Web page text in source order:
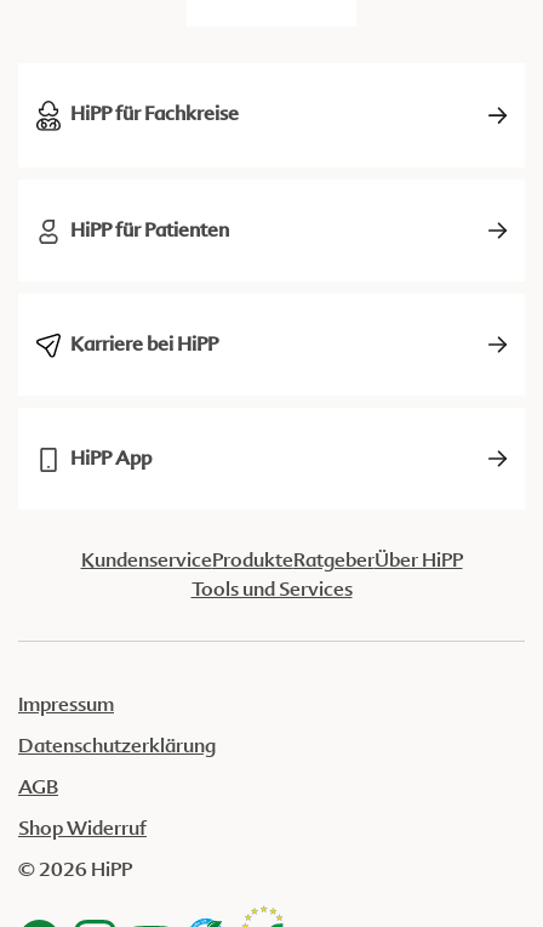
HiPP für Fachkreise
HiPP für Patienten
Karriere bei HiPP
HiPP App
KundenserviceProdukteRatgeberÜber HiPP
Tools und Services
Impressum
Datenschutzerklärung
AGB
Shop Widerruf
© 2026 HiPP